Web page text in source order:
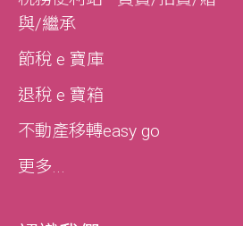
與/繼承
節稅 e 寶庫
退稅 e 寶箱
不動產移轉easy go
更多...